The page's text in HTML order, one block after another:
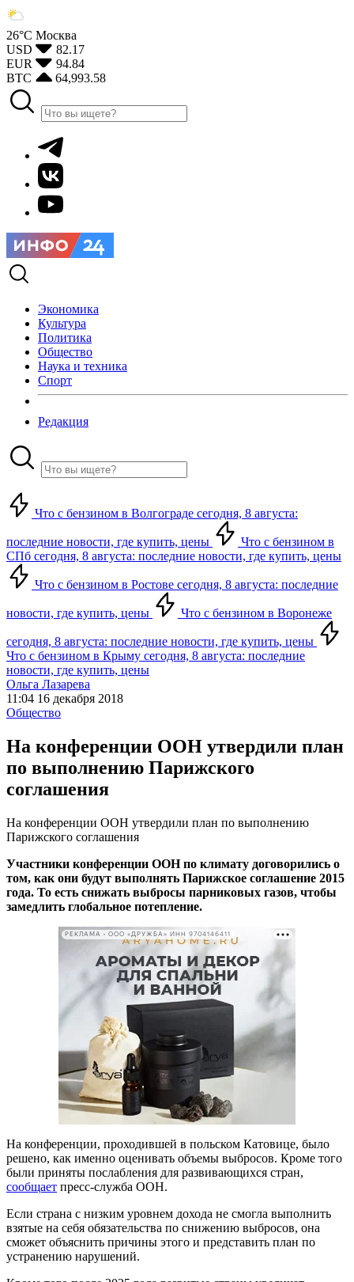
26°С Москва
USD
82.17
EUR
94.84
BTC
64,993.58
Экономика
Культура
Политика
Общество
Наука и техника
Спорт
Редакция
Что с бензином в Волгограде сегодня, 8 августа:
последние новости, где купить, цены
Что с бензином в
СПб сегодня, 8 августа: последние новости, где купить, цены
Что с бензином в Ростове сегодня, 8 августа: последние
новости, где купить, цены Что с бензином в Воронеже
сегодня, 8 августа: последние новости, где купить, цены
Что с бензином в Крыму сегодня, 8 августа: последние
новости, где купить, цены
Ольга Лазарева
11:04 16 декабря 2018
Общество
На конференции ООН утвердили план
по выполнению Парижского
соглашения
На конференции ООН утвердили план по выполнению
Парижского соглашения
Участники конференции ООН по климату договорились о
том, как они будут выполнять Парижское соглашение 2015
года. То есть снижать выбросы парниковых газов, чтобы
замедлить глобальное потепление.
РЕКЛАМА • ООО «ДРУЖБА» ИНН 9704146411
На конференции, проходившей в польском Катовице, было
решено, как именно оценивать объемы выбросов. Кроме того
были приняты послабления для развивающихся стран,
сообщает пресс-служба ООН.
Если страна с низким уровнем дохода не смогла выполнить
взятые на себя обязательства по снижению выбросов, она
сможет объяснить причины этого и представить план по
устранению нарушений.